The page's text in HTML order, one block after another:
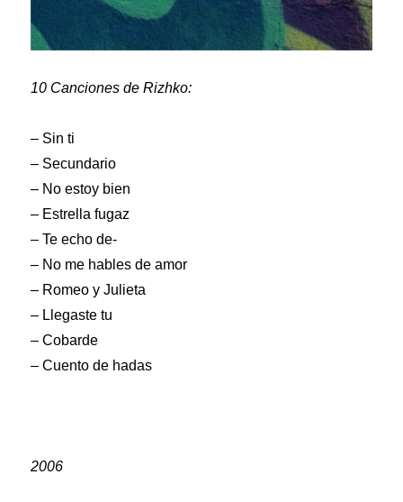
10 Canciones de Rizhko:
– Sin ti
– Secundario
– No estoy bien
– Estrella fugaz
– Te echo de-
– No me hables de amor
– Romeo y Julieta
– Llegaste tu
– Cobarde
– Cuento de hadas
2006